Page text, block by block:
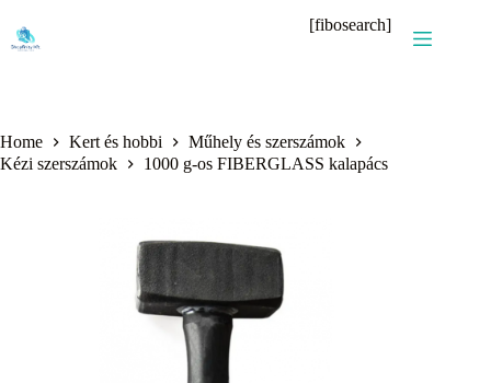
content
[fibosearch]
Home Kert és hobbi
Műhely és szerszámok
Kézi szerszámok
1000 g-os FIBERGLASS kalapács